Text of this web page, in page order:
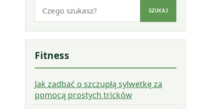
SZUKAJ
Fitness
Jak zadbać o szczupłą sylwetkę za
pomocą prostych tricków